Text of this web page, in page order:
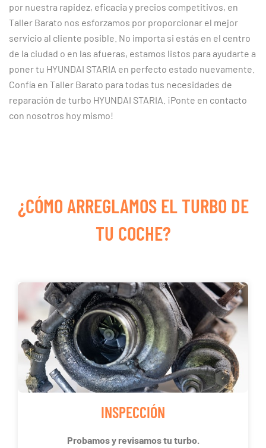
por nuestra rapidez, eficacia y precios competitivos, en
Taller Barato nos esforzamos por proporcionar el mejor
servicio al cliente posible. No importa si estás en el centro
de la ciudad o en las afueras, estamos listos para ayudarte a
poner tu HYUNDAI STARIA en perfecto estado nuevamente.
Confía en Taller Barato para todas tus necesidades de
reparación de turbo HYUNDAI STARIA. ¡Ponte en contacto
con nosotros hoy mismo!
¿CÓMO ARREGLAMOS EL TURBO DE
TU COCHE?
INSPECCIÓN
Probamos y revisamos tu turbo.